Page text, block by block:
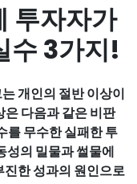
투자자가
수 3가지!
개인의 절반 이상이
다음과 같은 비판
를 무수한 실패한 투
성의 밀물과 썰물에
한 성과의 원인으로